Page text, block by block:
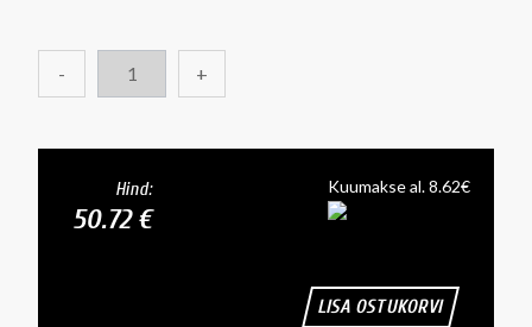
- +
Hind:
50.72 €
Kuumakse al. 8.62€
LISA OSTUKORVI